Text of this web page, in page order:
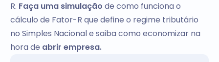
R. Faça uma simulação de como funciona o
cálculo de Fator-R que define o regime tributário
no Simples Nacional e saiba como economizar na
hora de abrir empresa.